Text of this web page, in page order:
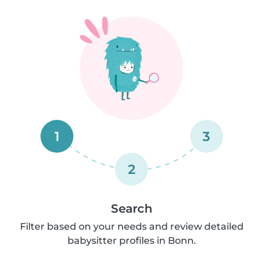
1
2
3
Search
Filter based on your needs and review detailed
babysitter profiles in Bonn.